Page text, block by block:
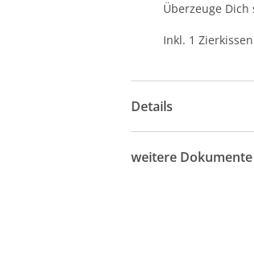
Überzeuge Dich
Inkl. 1
Details
weitere Dokumente